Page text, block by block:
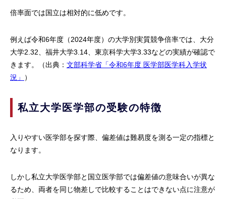
倍率面では国立は相対的に低めです。
例えば令和6年度（2024年度）の大学別実質競争倍率では、大分
大学2.32、福井大学3.14、東京科学大学3.33などの実績が確認で
きます。（出典： 文部科学省「令和6年度 医学部医学科入学状
況」
）
私立大学医学部の受験の特徴
入りやすい医学部を探す際、偏差値は難易度を測る一定の指標と
なります。
しかし私立大学医学部と国立医学部では偏差値の意味合いが異な
るため、両者を同じ物差しで比較することはできない点に注意が